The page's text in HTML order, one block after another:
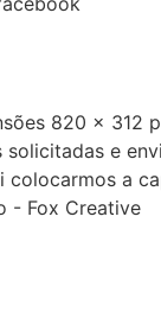
820 x 312
e
colocarmos a